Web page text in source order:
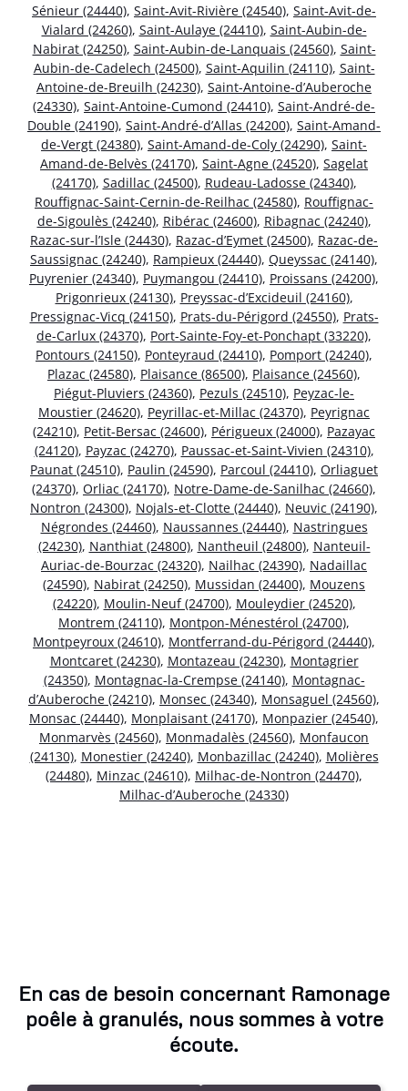
Sénieur (24440), Saint-Avit-Rivière (24540), Saint-Avit-de-
Vialard (24260), Saint-Aulaye (24410), Saint-Aubin-de-
Nabirat (24250), Saint-Aubin-de-Lanquais (24560), Saint-
Aubin-de-Cadelech (24500), Saint-Aquilin (24110), Saint-
Antoine-de-Breuilh (24230), Saint-Antoine-d’Auberoche
(24330), Saint-Antoine-Cumond (24410), Saint-André-de-
Double (24190), Saint-André-d’Allas (24200), Saint-Amand-
de-Vergt (24380), Saint-Amand-de-Coly (24290), Saint-
Amand-de-Belvès (24170), Saint-Agne (24520), Sagelat
(24170), Sadillac (24500), Rudeau-Ladosse (24340),
Rouffignac-Saint-Cernin-de-Reilhac (24580), Rouffignac-
de-Sigoulès (24240), Ribérac (24600), Ribagnac (24240),
Razac-sur-l’Isle (24430), Razac-d’Eymet (24500), Razac-de-
Saussignac (24240), Rampieux (24440), Queyssac (24140),
Puyrenier (24340), Puymangou (24410), Proissans (24200),
Prigonrieux (24130), Preyssac-d’Excideuil (24160),
Pressignac-Vicq (24150), Prats-du-Périgord (24550), Prats-
de-Carlux (24370), Port-Sainte-Foy-et-Ponchapt (33220),
Pontours (24150), Ponteyraud (24410), Pomport (24240),
Plazac (24580), Plaisance (86500), Plaisance (24560),
Piégut-Pluviers (24360), Pezuls (24510), Peyzac-le-
Moustier (24620), Peyrillac-et-Millac (24370), Peyrignac
(24210), Petit-Bersac (24600), Périgueux (24000), Pazayac
(24120), Payzac (24270), Paussac-et-Saint-Vivien (24310),
Paunat (24510), Paulin (24590), Parcoul (24410), Orliaguet
(24370), Orliac (24170), Notre-Dame-de-Sanilhac (24660),
Nontron (24300), Nojals-et-Clotte (24440), Neuvic (24190),
Négrondes (24460), Naussannes (24440), Nastringues
(24230), Nanthiat (24800), Nantheuil (24800), Nanteuil-
Auriac-de-Bourzac (24320), Nailhac (24390), Nadaillac
(24590), Nabirat (24250), Mussidan (24400), Mouzens
(24220), Moulin-Neuf (24700), Mouleydier (24520),
Montrem (24110), Montpon-Ménestérol (24700),
Montpeyroux (24610), Montferrand-du-Périgord (24440),
Montcaret (24230), Montazeau (24230), Montagrier
(24350), Montagnac-la-Crempse (24140), Montagnac-
d’Auberoche (24210), Monsec (24340), Monsaguel (24560),
Monsac (24440), Monplaisant (24170), Monpazier (24540),
Monmarvès (24560), Monmadalès (24560), Monfaucon
(24130), Monestier (24240), Monbazillac (24240), Molières
(24480), Minzac (24610), Milhac-de-Nontron (24470),
Milhac-d’Auberoche (24330)
En cas de besoin concernant Ramonage
poêle à granulés, nous sommes à votre
écoute.